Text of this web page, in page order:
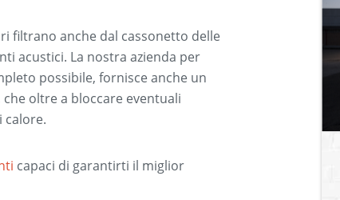
filtrano anche dal cassonetto delle
acustici. La nostra azienda per
possibile, fornisce anche un
che oltre a bloccare eventuali
calore.
capaci di garantirti il miglior